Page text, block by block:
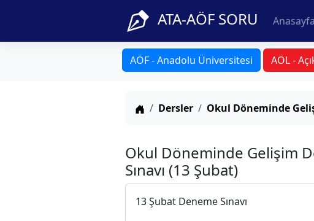
ATA-AÖF SORU Anasayfa
AÖF - Anadolu Üniversitesi AÖL -
Anasayfa
Dersler Okul Döneminde
Okul Döneminde Gelişim
Sınavı (13 Şubat)
13 Şubat Deneme Sınavı